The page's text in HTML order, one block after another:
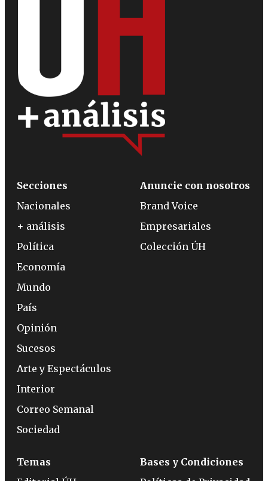
Secciones
Nacionales
+ análisis
Política
Economía
Mundo
País
Opinión
Sucesos
Arte y Espectáculos
Interior
Correo Semanal
Sociedad
Anuncie con nosotros
Brand Voice
Empresariales
Colección ÚH
Temas
Bases y Condiciones